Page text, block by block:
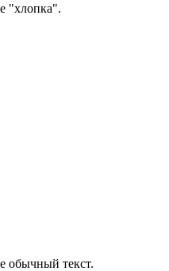
"хлопка".
обычный текст.